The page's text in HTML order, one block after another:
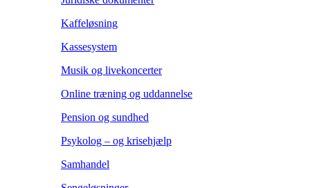
Kaffeløsning
Kassesystem
Musik og livekoncerter
Online træning og uddannelse
Pension og sundhed
Psykolog – og krisehjælp
Samhandel